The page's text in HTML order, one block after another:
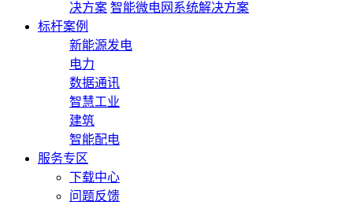
决方案 智能微电网系统解决方案
标杆案例
新能源发电
电力
数据通讯
智慧工业
建筑
智能配电
服务专区
下载中心
问题反馈